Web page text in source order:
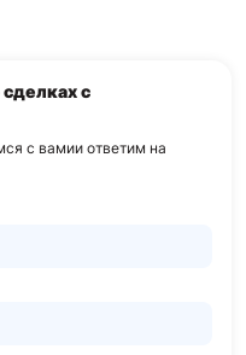
с
с вамии ответим на